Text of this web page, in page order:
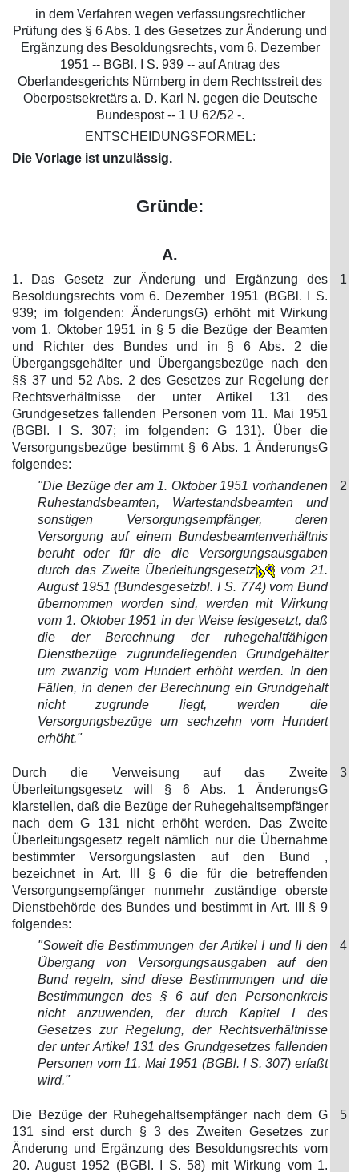
in dem Verfahren wegen verfassungsrechtlicher
Prüfung des § 6 Abs. 1 des Gesetzes zur Änderung und
Ergänzung des Besoldungsrechts, vom 6. Dezember
1951 -- BGBl. I S. 939 -- auf Antrag des
Oberlandesgerichts Nürnberg in dem Rechtsstreit des
Oberpostsekretärs a. D. Karl N. gegen die Deutsche
Bundespost -- 1 U 62/52 -.
ENTSCHEIDUNGSFORMEL:
Die Vorlage ist unzulässig.
Gründe:
A.
1. Das Gesetz zur Änderung und Ergänzung des
Besoldungsrechts vom 6. Dezember 1951 (BGBl. I S.
939; im folgenden: ÄnderungsG) erhöht mit Wirkung
vom 1. Oktober 1951 in § 5 die Bezüge der Beamten
und Richter des Bundes und in § 6 Abs. 2 die
Übergangsgehälter und Übergangsbezüge nach den
§§ 37 und 52 Abs. 2 des Gesetzes zur Regelung der
Rechtsverhältnisse der unter Artikel 131 des
Grundgesetzes fallenden Personen vom 11. Mai 1951
(BGBl. I S. 307; im folgenden: G 131). Über die
Versorgungsbezüge bestimmt § 6 Abs. 1 ÄnderungsG
folgendes:
1
"Die Bezüge der am 1. Oktober 1951 vorhandenen
Ruhestandsbeamten, Wartestandsbeamten und
sonstigen Versorgungsempfänger, deren
Versorgung auf einem Bundesbeamtenverhältnis
beruht oder für die die Versorgungsausgaben
durch das Zweite Überleitungsgesetz
vom 21.
August 1951 (Bundesgesetzbl. I S. 774) vom Bund
übernommen worden sind, werden mit Wirkung
vom 1. Oktober 1951 in der Weise festgesetzt, daß
die der Berechnung der ruhegehaltfähigen
Dienstbezüge zugrundeliegenden Grundgehälter
um zwanzig vom Hundert erhöht werden. In den
Fällen, in denen der Berechnung ein Grundgehalt
nicht zugrunde liegt, werden die
Versorgungsbezüge um sechzehn vom Hundert
erhöht."
2
Durch die Verweisung auf das Zweite
Überleitungsgesetz will § 6 Abs. 1 ÄnderungsG
klarstellen, daß die Bezüge der Ruhegehaltsempfänger
nach dem G 131 nicht erhöht werden. Das Zweite
Überleitungsgesetz regelt nämlich nur die Übernahme
bestimmter Versorgungslasten auf den Bund ,
bezeichnet in Art. III § 6 die für die betreffenden
Versorgungsempfänger nunmehr zuständige oberste
Dienstbehörde des Bundes und bestimmt in Art. III § 9
folgendes:
3
"Soweit die Bestimmungen der Artikel I und II den
Übergang von Versorgungsausgaben auf den
Bund regeln, sind diese Bestimmungen und die
Bestimmungen des § 6 auf den Personenkreis
nicht anzuwenden, der durch Kapitel I des
Gesetzes zur Regelung, der Rechtsverhältnisse
der unter Artikel 131 des Grundgesetzes fallenden
Personen vom 11. Mai 1951 (BGBl. I S. 307) erfaßt
wird."
4
Die Bezüge der Ruhegehaltsempfänger nach dem G
131 sind erst durch § 3 des Zweiten Gesetzes zur
Änderung und Ergänzung des Besoldungsrechts vom
20. August 1952 (BGBl. I S. 58) mit Wirkung vom 1.
5